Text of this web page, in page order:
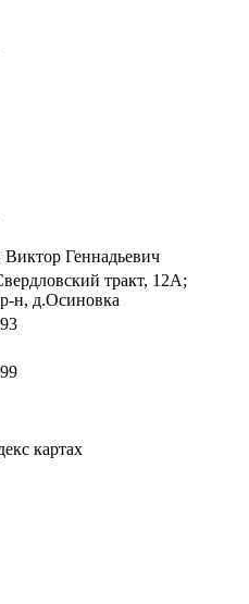
Геннадьевич
тракт, 12А;
н, д.Осиновка
картах